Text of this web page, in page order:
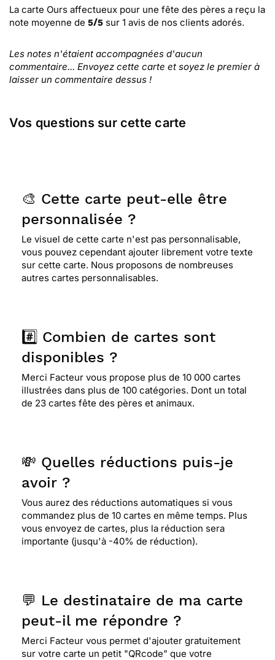
La carte Ours affectueux pour une fête des pères a reçu la
note moyenne de 5/5 sur 1 avis de nos clients adorés.
Les notes n'étaient accompagnées d'aucun
commentaire... Envoyez cette carte et soyez le premier à
laisser un commentaire dessus !
Vos questions sur cette carte
🎨 Cette carte peut-elle être
personnalisée ?
Le visuel de cette carte n'est pas personnalisable,
vous pouvez cependant ajouter librement votre texte
sur cette carte. Nous proposons de nombreuses
autres cartes personnalisables.
#️⃣ Combien de cartes sont
disponibles ?
Merci Facteur vous propose plus de 10 000 cartes
illustrées dans plus de 100 catégories. Dont un total
de 23 cartes fête des pères et animaux.
💸 Quelles réductions puis-je
avoir ?
Vous aurez des réductions automatiques si vous
commandez plus de 10 cartes en même temps. Plus
vous envoyez de cartes, plus la réduction sera
importante (jusqu'à -40% de réduction).
💬 Le destinataire de ma carte
peut-il me répondre ?
Merci Facteur vous permet d'ajouter gratuitement
sur votre carte un petit "QRcode" que votre